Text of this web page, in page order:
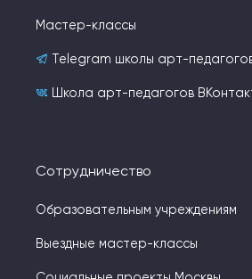
Мастер-классы
Telegram школы арт-
Школа арт-педагогов
Сотрудничество
Образовательным учреждениям
Выездные мастер-классы